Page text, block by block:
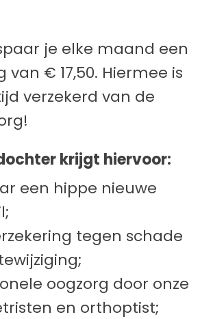
je elke maand een
€ 17,50. Hiermee is
verzekerd van de
krijgt hiervoor:
een hippe nieuwe
tegen schade
oogzorg door onze
en orthoptist;